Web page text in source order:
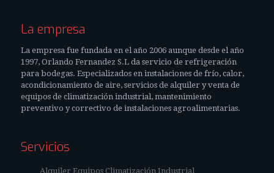
La empresa
La empresa fue fundada en el año 2006 aunque desde el año
1997, Orlando Fernandez S.L da servicio de refrigeración
para bodegas. Especializados en instalaciones de frío, calor,
acondicionamiento de aire, servicios de alquiler y venta de
equipos de climatización industrial, mantenimiento
preventivo y correctivo de instalaciones agroalimentarias.
Servicios
Alquiler Equipos Climatización Industrial